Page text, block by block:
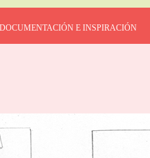
DOCUMENTACIÓN E INSPIRACIÓN